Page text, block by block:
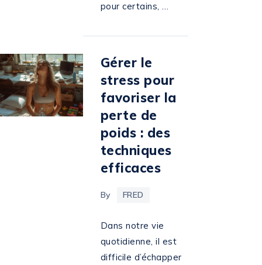
pour certains, …
Gérer le
stress pour
favoriser la
perte de
poids : des
techniques
efficaces
By FRED
Dans notre vie
quotidienne, il est
difficile d’échapper